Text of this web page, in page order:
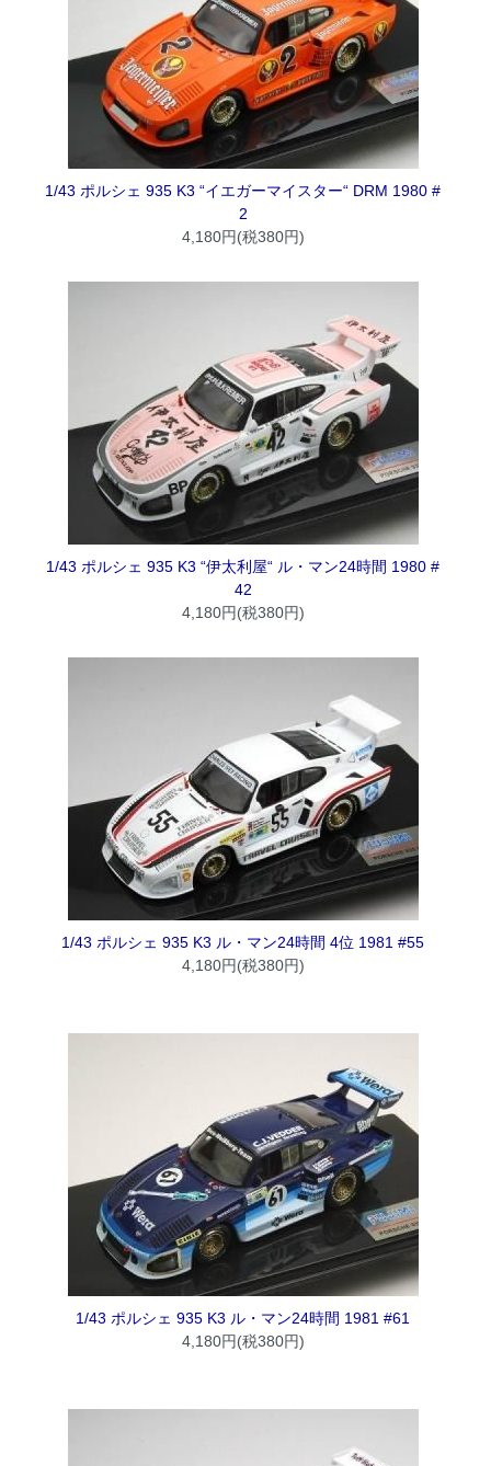
1/43 ポルシェ 935 K3 “イエガーマイスター“ DRM 1980 #
2
4,180円(税380円)
1/43 ポルシェ 935 K3 “伊太利屋“ ル・マン24時間 1980 #
42
4,180円(税380円)
1/43 ポルシェ 935 K3 ル・マン24時間 4位 1981 #55
4,180円(税380円)
1/43 ポルシェ 935 K3 ル・マン24時間 1981 #61
4,180円(税380円)